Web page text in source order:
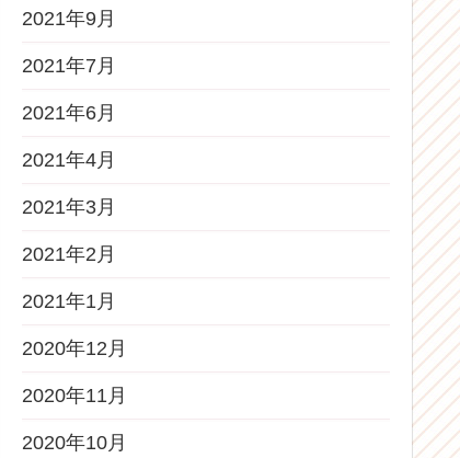
2021年9月
2021年7月
2021年6月
2021年4月
2021年3月
2021年2月
2021年1月
2020年12月
2020年11月
2020年10月